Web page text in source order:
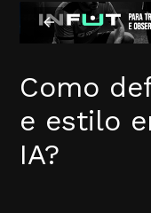
Como
e estilo
IA?